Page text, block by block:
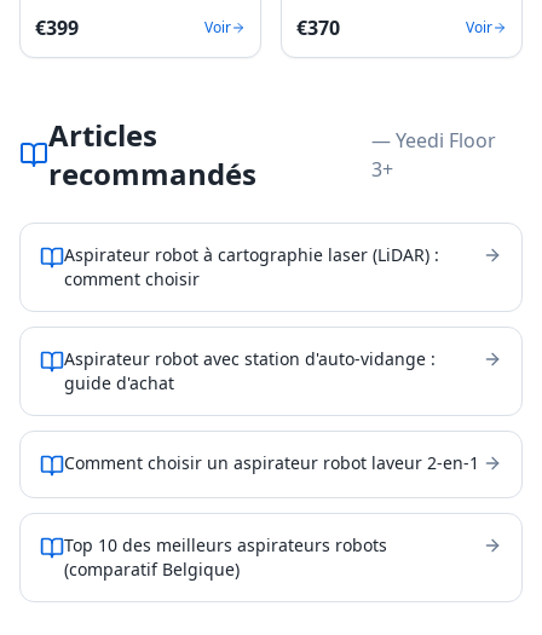
€399 Voir €370 Voir
Articles
recommandés
— Yeedi Floor
3+
Aspirateur robot à cartographie laser (LiDAR) :
comment choisir
Aspirateur robot avec station d'auto-vidange :
guide d'achat
Comment choisir un aspirateur robot laveur 2-en-1
Top 10 des meilleurs aspirateurs robots
(comparatif Belgique)